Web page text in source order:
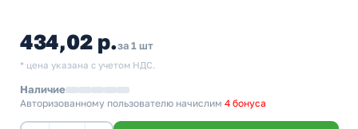
434,02 р.за 1 шт
* цена указана с учетом НДС.
Наличие
Авторизованному пользователю начислим 4 бонуса